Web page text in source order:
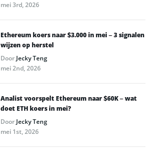
mei 3rd, 2026
Ethereum koers naar $3.000 in mei – 3 signalen
wijzen op herstel
Door Jecky Teng
mei 2nd, 2026
Analist voorspelt Ethereum naar $60K – wat
doet ETH koers in mei?
Door Jecky Teng
mei 1st, 2026